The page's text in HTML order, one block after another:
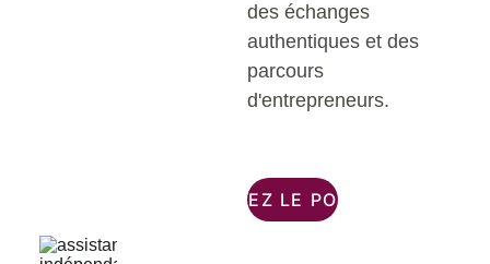
des échanges
authentiques et des
parcours
d'entrepreneurs.
ÉCOUTEZ LE PODCAST